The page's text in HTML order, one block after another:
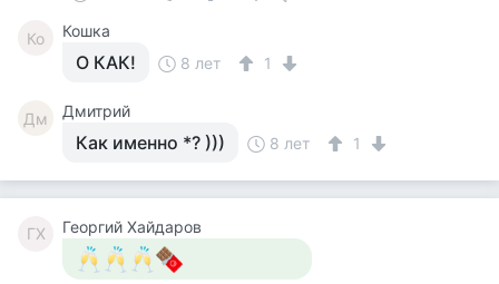
Ко Кошка
О КАК! 8 лет 1
Дм Дмитрий
Как именно *? ))) 8 лет 1
ГХ Георгий Хайдаров